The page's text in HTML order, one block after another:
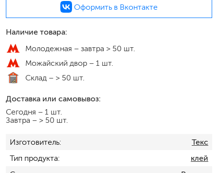
Оформить в Вконтакте
Наличие товара:
Молодежная – завтра > 50 шт.
Можайский двор – 1 шт.
Склад – > 50 шт.
Доставка или самовывоз:
Сегодня – 1 шт.
Завтра – > 50 шт.
Изготовитель
Текс
Тип продукта
клей